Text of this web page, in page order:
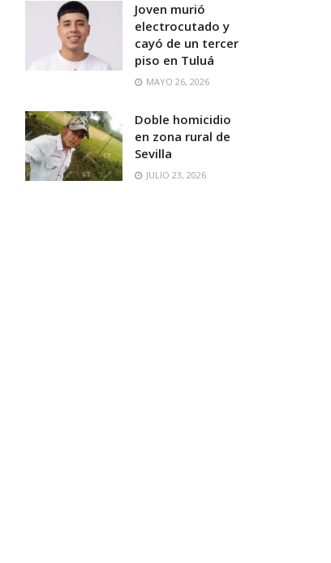
Joven murió
electrocutado y
cayó de un tercer
piso en Tuluá
MAYO 26, 2026
Doble homicidio
en zona rural de
Sevilla
JULIO 23, 2026